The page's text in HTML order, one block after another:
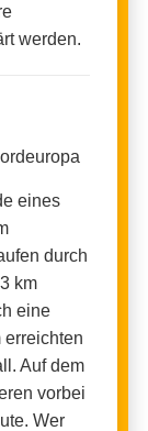
werden.
eines
durch
km
eine
erreichten
Auf dem
vorbei
Wer